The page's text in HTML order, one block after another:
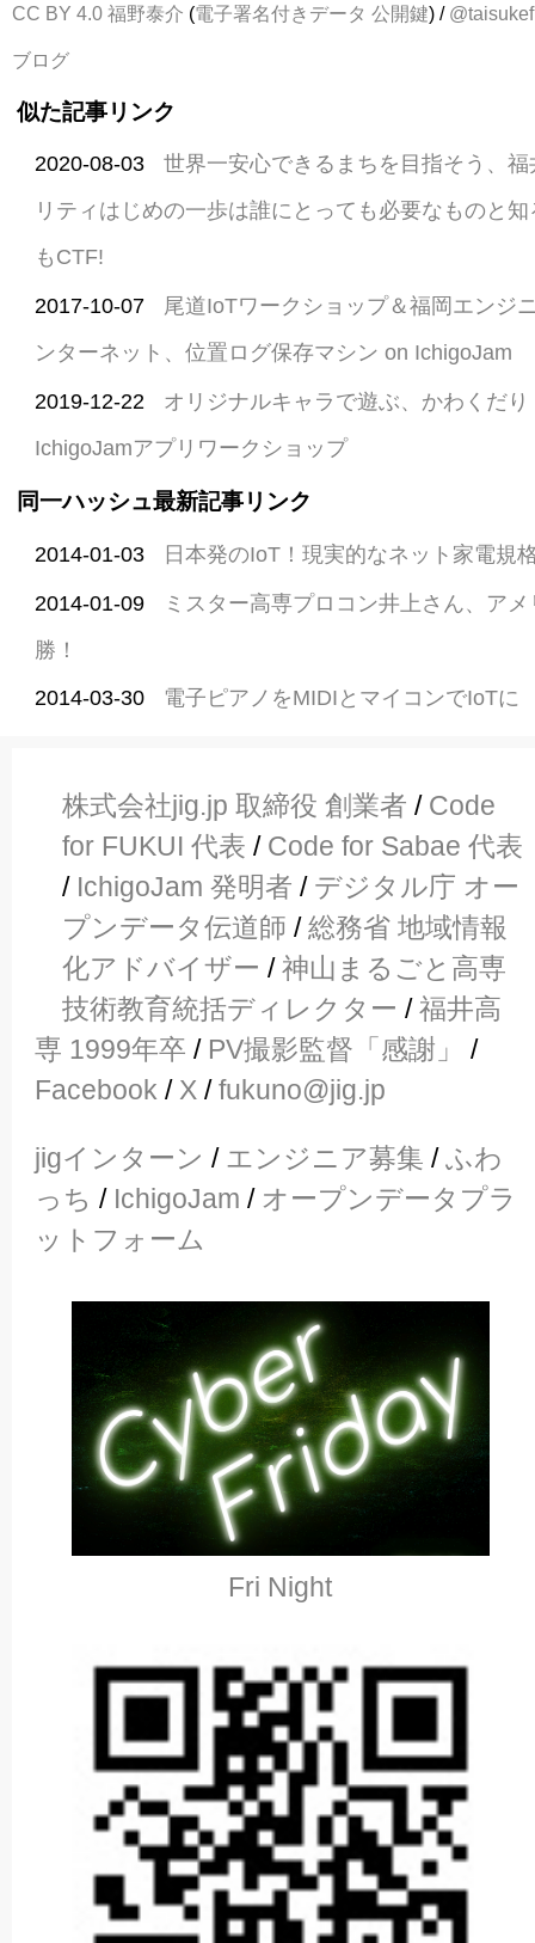
CC BY 4.0 福野泰介 (電子署名付きデータ 公開鍵) / @taisukef
ブログ
似た記事リンク
2020-08-03
世界一安心できるまちを目指そう、
リティはじめの一歩は誰にとっても必要なものと
もCTF!
2017-10-07
尾道IoTワークショップ＆福岡エンジ
ンターネット、位置ログ保存マシン on IchigoJam
2019-12-22
オリジナルキャラで遊ぶ、かわくだ
IchigoJamアプリワークショップ
同一ハッシュ最新記事リンク
2014-01-03 日本発のIoT！現実的なネット家電規
2014-01-09
ミスター高専プロコン井上さん、ア
勝！
2014-03-30 電子ピアノをMIDIとマイコンでIoTに
株式会社jig.jp 取締役 創業者 / Code
for FUKUI 代表 / Code for Sabae 代表
/ IchigoJam 発明者 / デジタル庁 オー
プンデータ伝道師 /総務省 地域情報
化アドバイザー /神山まるごと高専
技術教育統括ディレクター /福井高
専 1999年卒 / PV撮影監督「感謝」
/
Facebook / X /fukuno@jig.jp
jigインターン / エンジニア募集 /ふわ
っち / IchigoJam / オープンデータプラ
ットフォーム
Fri Night